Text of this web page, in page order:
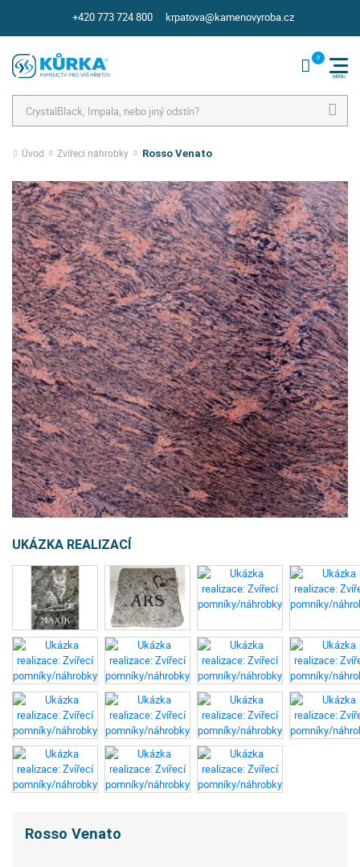
+420 773 724 800 krpatova@kamenovyroba.cz
Úvod Zvířecí náhrobky Rosso Venato
UKÁZKA REALIZACÍ
Rosso Venato